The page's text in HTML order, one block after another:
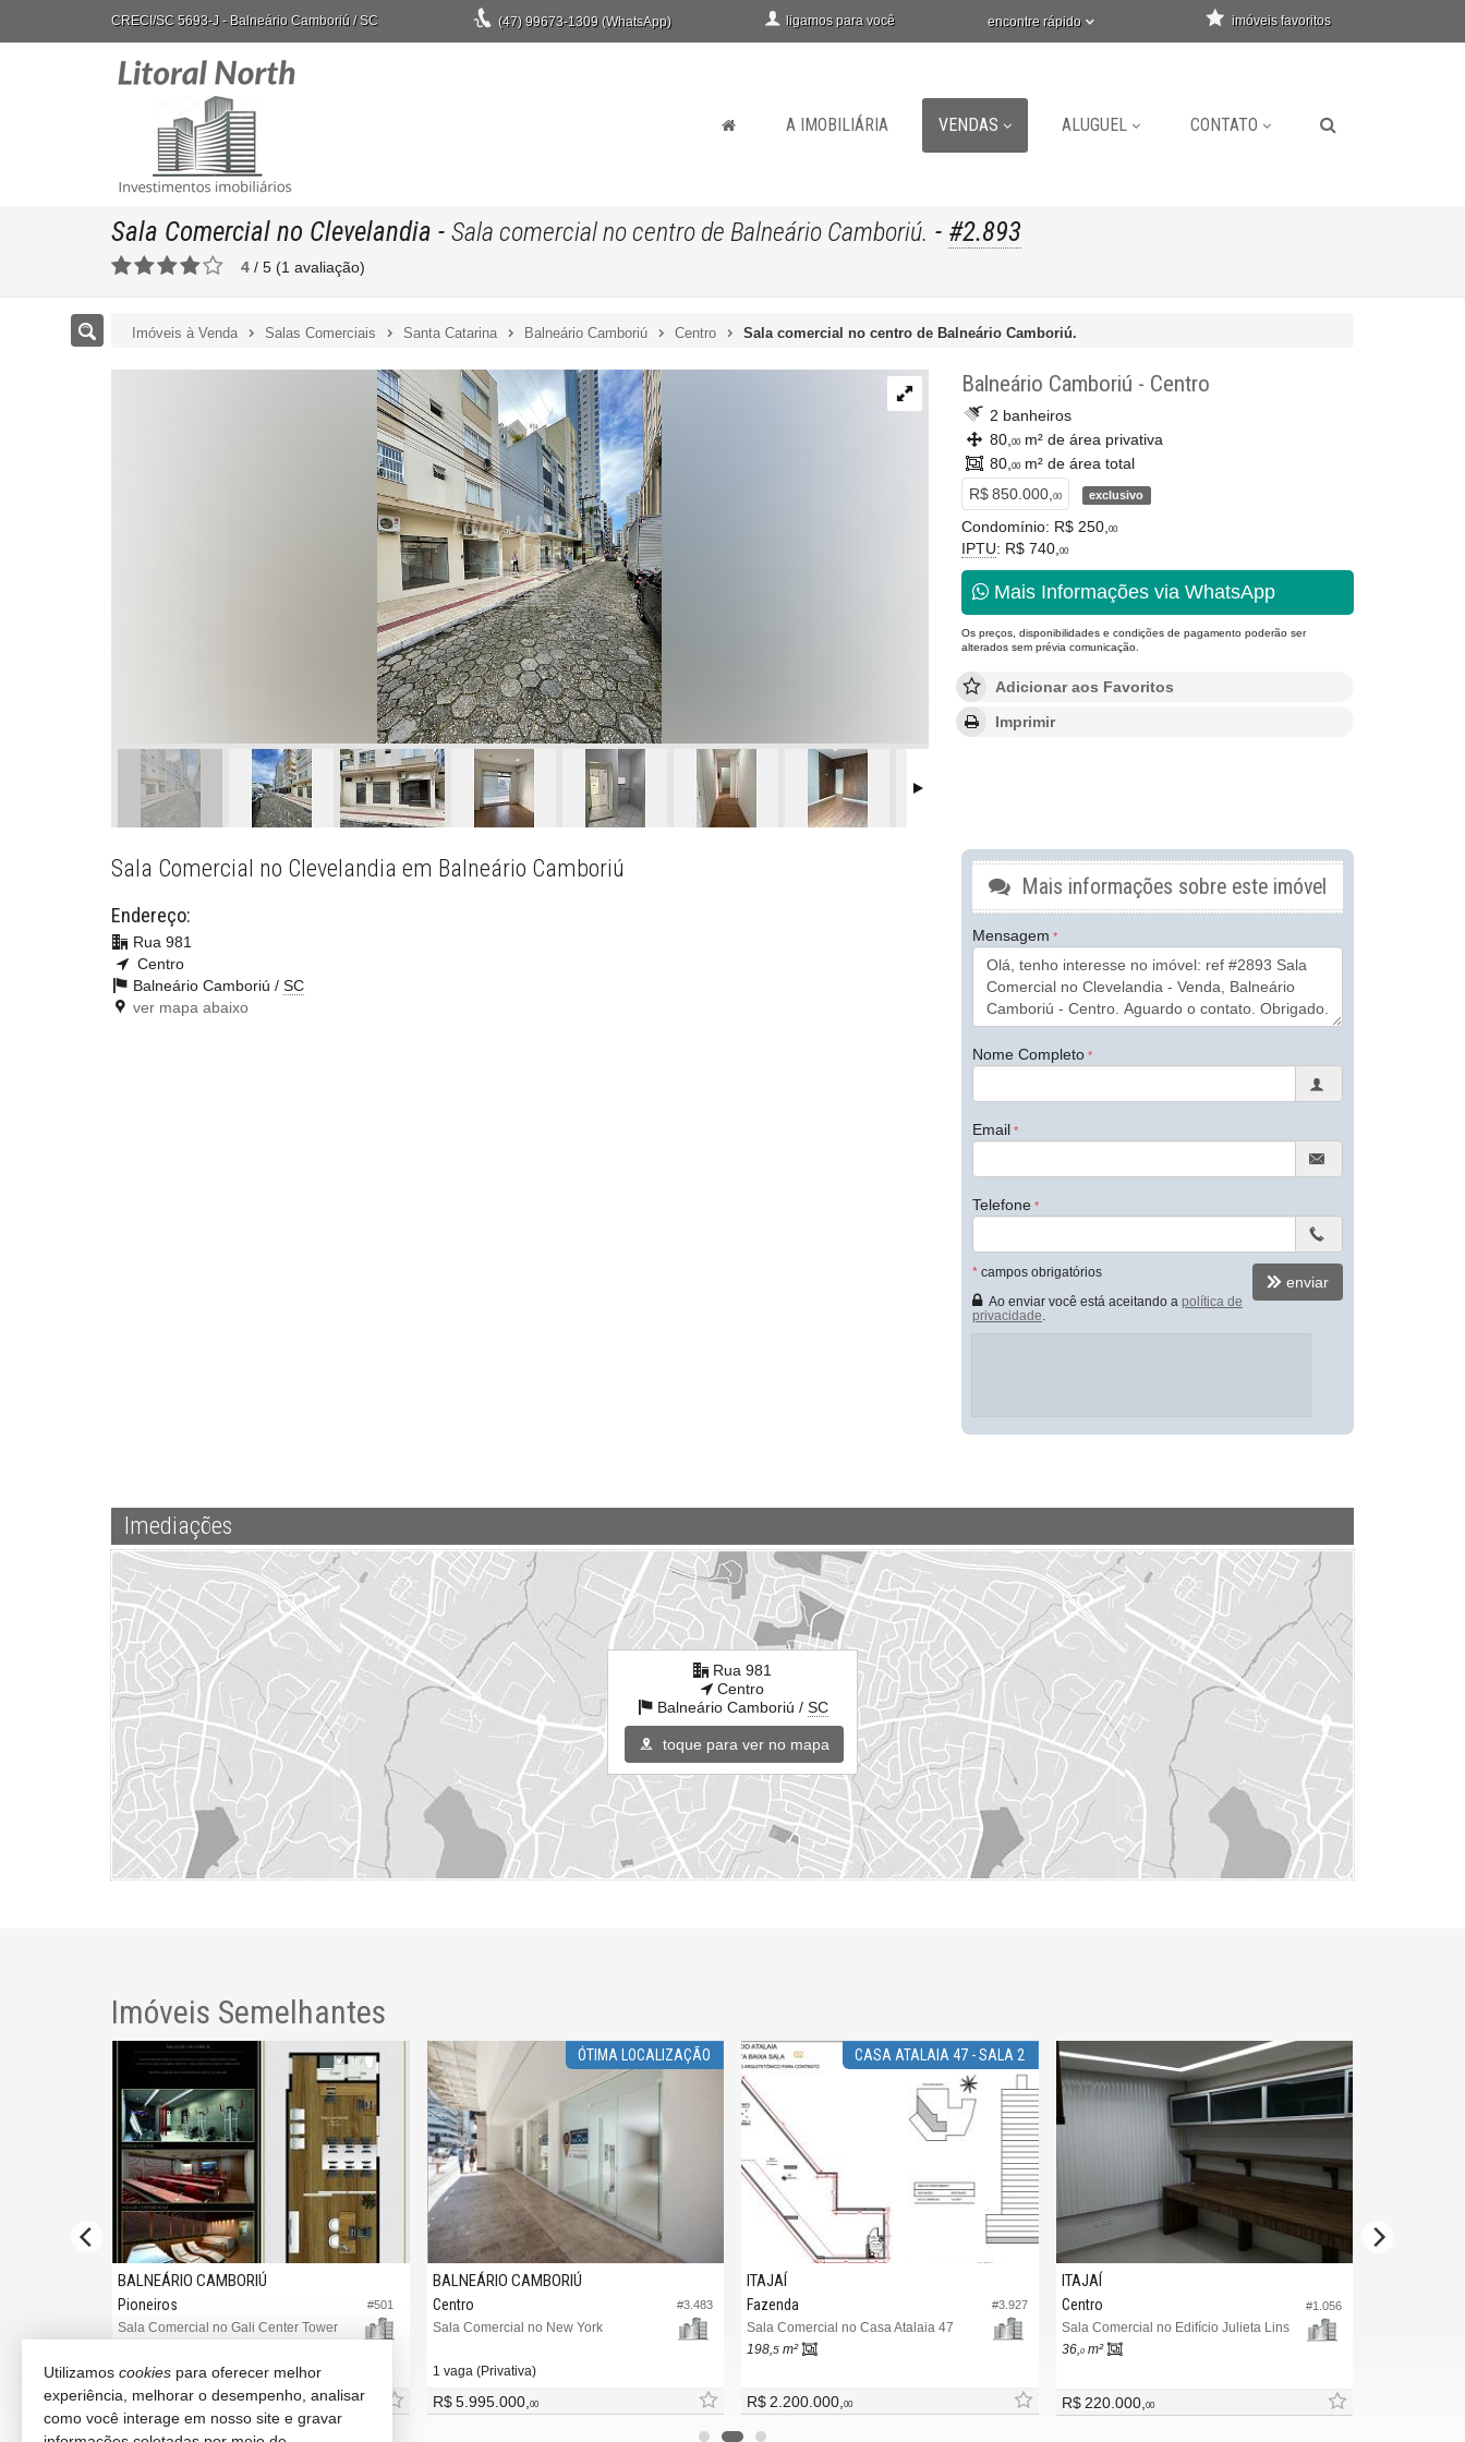
CRECI/SC 5693-J - Balneário Camboriú /SC (47) 99673-1309 (WhatsApp) ligamos para você encontre rápido imóveis favoritos
A IMOBILIÁRIA VENDAS ALUGUEL CONTATO
Sala Comercial no Clevelandia - Sala comercial no centro de Balneário Camboriú. - #2.893
4 / 5 (1 avaliação)
Imóveis à Venda Salas Comerciais Santa Catarina Balneário Camboriú Centro Sala comercial no centro de Balneário Camboriú.
Balneário Camboriú - Centro
2 banheiros
80, 00m² de área privativa
80, 00m² de área total
R$ 850.000, 00 exclusivo
Condomínio: R$ 250, 00
IPTU: R$ 740, 00
Mais Informações via WhatsApp
Os preços, disponibilidades e condições de pagamento poderão ser
alterados sem prévia comunicação.
Adicionar aos Favoritos
Imprimir
Sala Comercial no Clevelandia em Balneário Camboriú
Endereço:
Rua 981
Centro
Balneário Camboriú / SC
ver mapa abaixo
Mais informações sobre este imóvel
Mensagem
Nome Completo
Email
Telefone
* campos obrigatórios
Ao enviar você está aceitando a política de
privacidade
enviar
Imediações
Rua 981
Centro
Balneário Camboriú / SC
toque para ver no mapa
Imóveis Semelhantes
#501
BALNEÁRIO CAMBORIÚ
Pioneiros
Sala Comercial no Gali Center Tower
1 vaga (Privativa)
a partir de R$ 640.000,00
ÓTIMA LOCALIZAÇÃO
#3.483
BALNEÁRIO CAMBORIÚ
Centro
Sala Comercial no New York
1 vaga (Privativa)
R$ 5.995.000,00
CASA ATALAIA 47 - SALA 2
#3.927
ITAJAÍ
Fazenda
Sala Comercial no Casa Atalaia 47
198,5 m²
R$ 2.200.000,00
#1.056
ITAJAÍ
Centro
Sala Comercial no Edifício Julieta Lins
36,0m²
R$ 220.000,00
Utilizamos cookies para oferecer melhor
experiência, melhorar o desempenho, analisar
como você interage em nosso site e gravar